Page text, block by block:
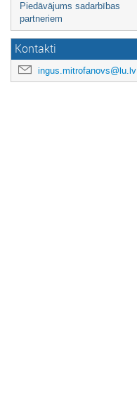
Piedāvājums sadarbības
partneriem
Kontakti
ingus.mitrofanovs@lu.lv